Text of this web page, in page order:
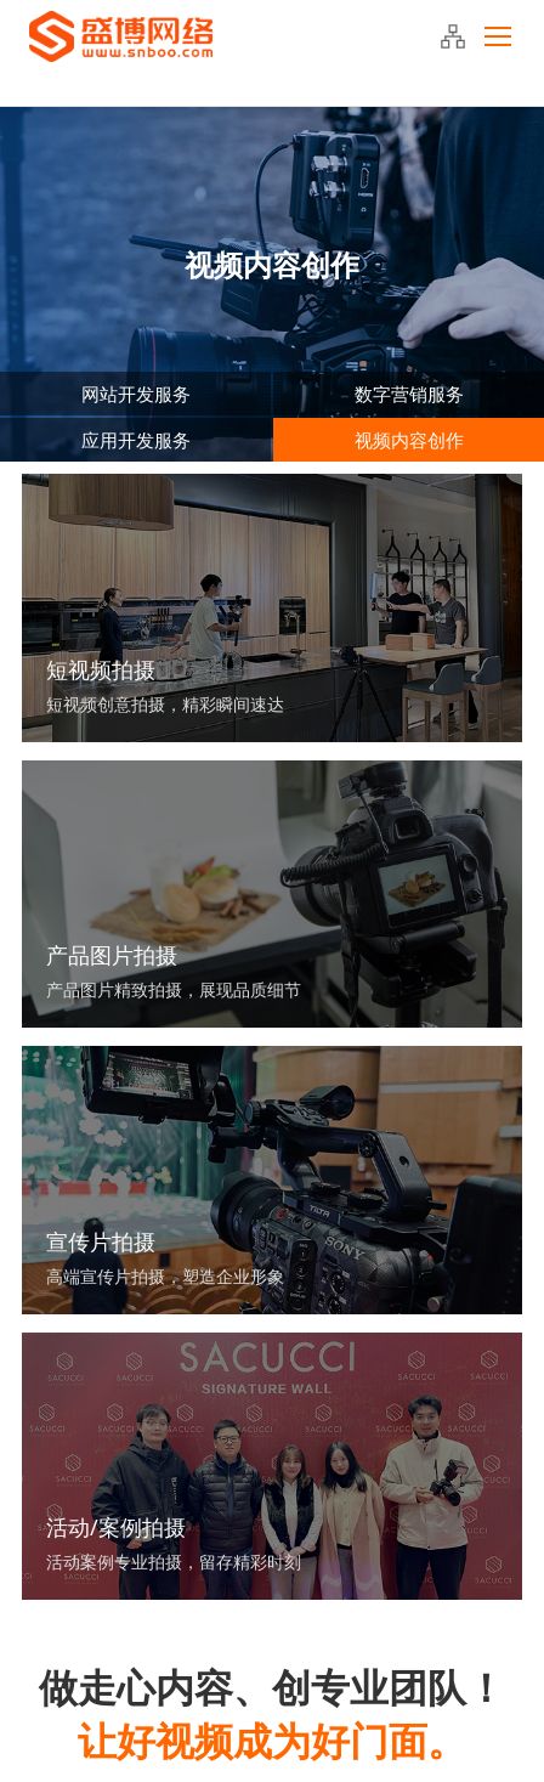
视频内容创作
网站开发服务
数字营销服务
应用开发服务
视频内容创作
短视频拍摄
短视频创意拍摄，精彩瞬间速达
产品图片拍摄
产品图片精致拍摄，展现品质细节
宣传片拍摄
高端宣传片拍摄，塑造企业形象
活动/案例拍摄
活动案例专业拍摄，留存精彩时刻
做走心内容、创专业团队！
让好视频成为好门面。